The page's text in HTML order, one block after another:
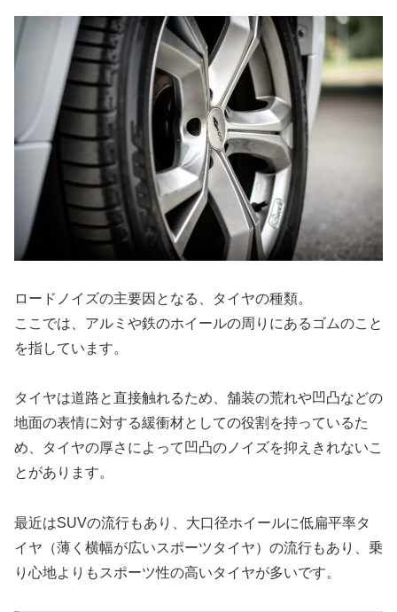
ロードノイズの主要因となる、タイヤの種類。
ここでは、アルミや鉄のホイールの周りにあるゴムのこと
を指しています。
タイヤは道路と直接触れるため、舗装の荒れや凹凸などの
地面の表情に対する緩衝材としての役割を持っているた
め、タイヤの厚さによって凹凸のノイズを抑えきれないこ
とがあります。
最近はSUVの流行もあり、大口径ホイールに低扁平率タ
イヤ（薄く横幅が広いスポーツタイヤ）の流行もあり、乗
り心地よりもスポーツ性の高いタイヤが多いです。